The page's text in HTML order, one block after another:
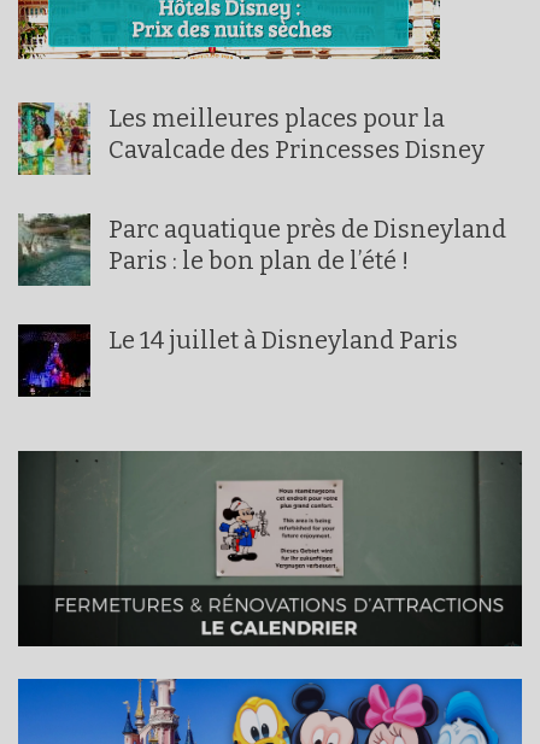
Les meilleures places pour la
Cavalcade des Princesses Disney
Parc aquatique près de Disneyland
Paris : le bon plan de l’été !
Le 14 juillet à Disneyland Paris